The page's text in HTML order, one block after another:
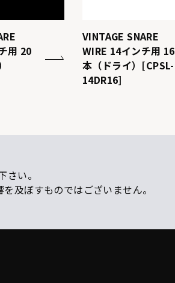
用 20
VINTAGE SNARE
WIRE 14インチ用 16
本（ドライ）[CPSL-
14DR16]
い。
及ぼすものではございません。